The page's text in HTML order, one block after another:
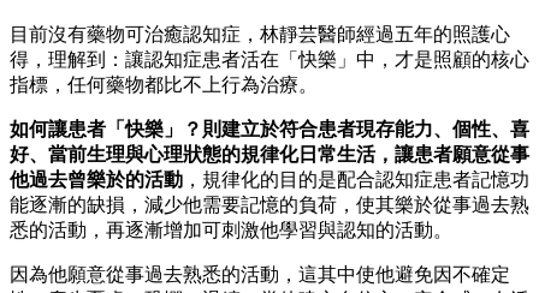
目前沒有藥物可治癒認知症，林靜芸醫師經過五年的照護心
得，理解到：讓認知症患者活在「快樂」中，才是照顧的核心
指標，任何藥物都比不上行為治療。
如何讓患者「快樂」？則建立於符合患者現存能力、個性、喜
好、當前生理與心理狀態的規律化日常生活，讓患者願意從事
他過去曾樂於的活動 ，規律化的目的是配合認知症患者記憶功
能逐漸的缺損，減少他需要記憶的負荷，使其樂於從事過去熟
悉的活動，再逐漸增加可刺激他學習與認知的活動。
因為他願意從事過去熟悉的活動，這其中使他避免因不確定